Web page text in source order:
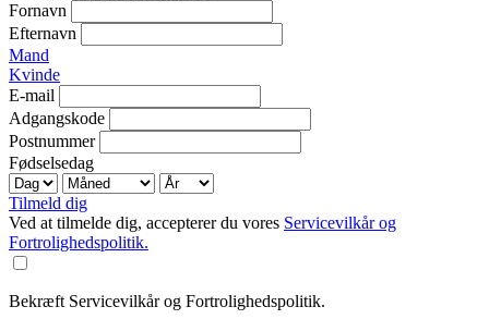
Fornavn
Efternavn
Mand
Kvinde
E-mail
Adgangskode
Postnummer
Fødselsedag
Tilmeld dig
Ved at tilmelde dig, accepterer du vores Servicevilkår og
Fortrolighedspolitik.
Bekræft Servicevilkår og Fortrolighedspolitik.